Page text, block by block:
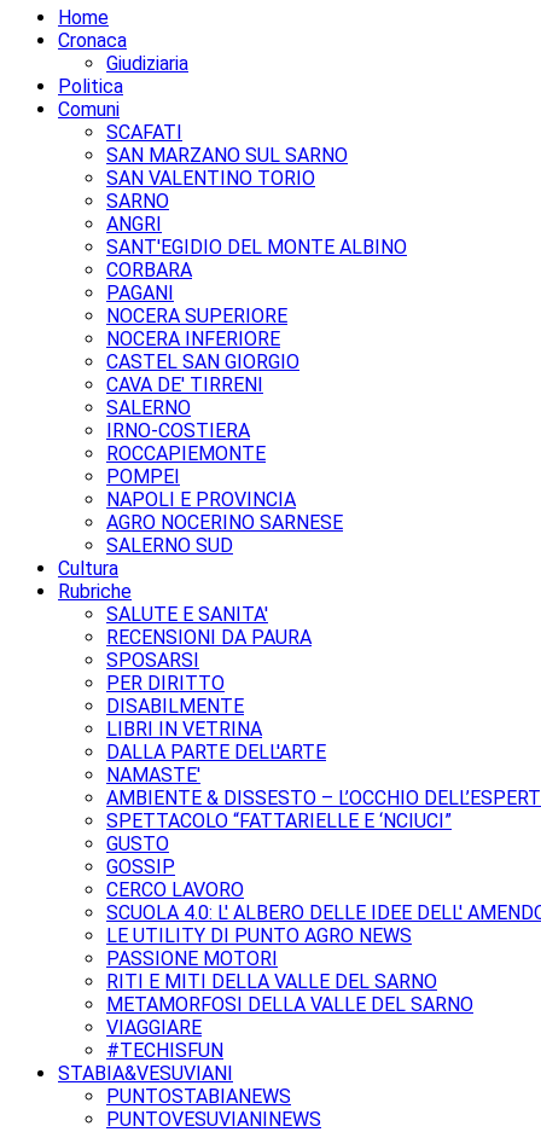
Home
Cronaca
Giudiziaria
Politica
Comuni
SCAFATI
SAN MARZANO SUL SARNO
SAN VALENTINO TORIO
SARNO
ANGRI
SANT'EGIDIO DEL MONTE ALBINO
CORBARA
PAGANI
NOCERA SUPERIORE
NOCERA INFERIORE
CASTEL SAN GIORGIO
CAVA DE' TIRRENI
SALERNO
IRNO-COSTIERA
ROCCAPIEMONTE
POMPEI
NAPOLI E PROVINCIA
AGRO NOCERINO SARNESE
SALERNO SUD
Cultura
Rubriche
SALUTE E SANITA'
RECENSIONI DA PAURA
SPOSARSI
PER DIRITTO
DISABILMENTE
LIBRI IN VETRINA
DALLA PARTE DELL'ARTE
NAMASTE'
AMBIENTE & DISSESTO – L’OCCHIO
SPETTACOLO “FATTARIELLE E ‘NCIUCI”
GUSTO
GOSSIP
CERCO LAVORO
SCUOLA 4.0: L' ALBERO DELLE IDEE DELL'
LE UTILITY DI PUNTO AGRO NEWS
PASSIONE MOTORI
RITI E MITI DELLA VALLE DEL SARNO
METAMORFOSI DELLA VALLE DEL SARNO
VIAGGIARE
#TECHISFUN
STABIA&VESUVIANI
PUNTOSTABIANEWS
PUNTOVESUVIANINEWS